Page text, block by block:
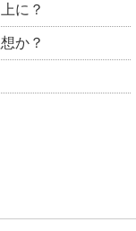
に？
か？